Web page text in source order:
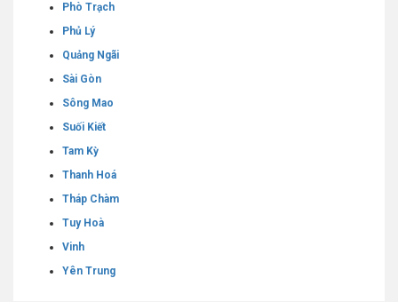
Phò Trạch
Phủ Lý
Quảng Ngãi
Sài Gòn
Sông Mao
Suối Kiết
Tam Kỳ
Thanh Hoá
Tháp Chàm
Tuy Hoà
Vinh
Yên Trung